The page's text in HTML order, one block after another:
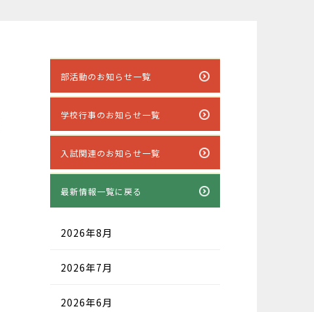
部活動のお知らせ一覧
学校行事のお知らせ一覧
入試関連のお知らせ一覧
最新情報一覧に戻る
2026年8月
2026年7月
2026年6月